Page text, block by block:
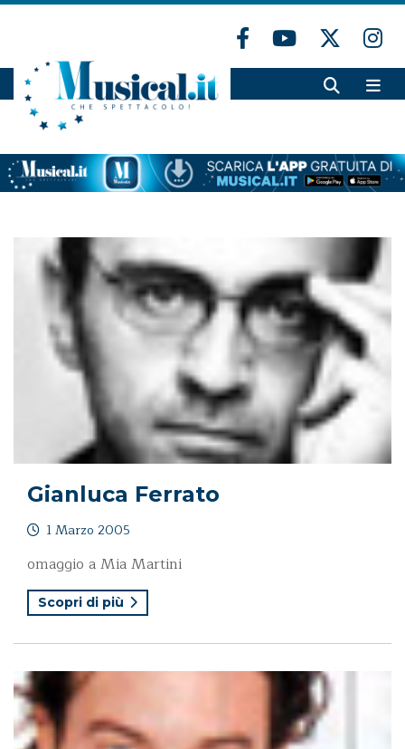
Gianluca Ferrato
1 Marzo 2005
omaggio a Mia Martini
Scopri di più